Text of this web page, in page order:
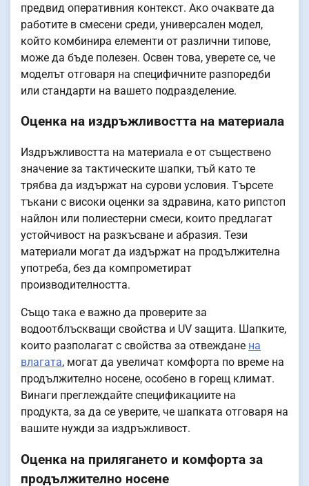
предвид оперативния контекст. Ако очаквате да
работите в смесени среди, универсален модел,
който комбинира елементи от различни типове,
може да бъде полезен. Освен това, уверете се, че
моделът отговаря на специфичните разпоредби
или стандарти на вашето подразделение.
Оценка на издръжливостта на материала
Издръжливостта на материала е от съществено
значение за тактическите шапки, тъй като те
трябва да издържат на сурови условия. Търсете
тъкани с високи оценки за здравина, като рипстоп
найлон или полиестерни смеси, които предлагат
устойчивост на разкъсване и абразия. Тези
материали могат да издържат на продължителна
употреба, без да компрометират
производителността.
Също така е важно да проверите за
водоотблъскващи свойства и UV защита. Шапките,
които разполагат с свойства за отвеждане на
влагата, могат да увеличат комфорта по време на
продължително носене, особено в горещ климат.
Винаги преглеждайте спецификациите на
продукта, за да се уверите, че шапката отговаря на
вашите нужди за издръжливост.
Оценка на прилягането и комфорта за
продължително носене